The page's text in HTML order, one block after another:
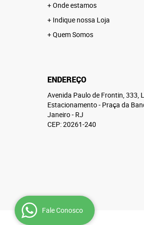
Onde estamos
Indique nossa Loja
Quem Somos
ENDEREÇO
Avenida Paulo de Frontin, 333,
Estacionamento- Praça da
Janeiro- RJ
CEP: 20261-240
Fale Conosco